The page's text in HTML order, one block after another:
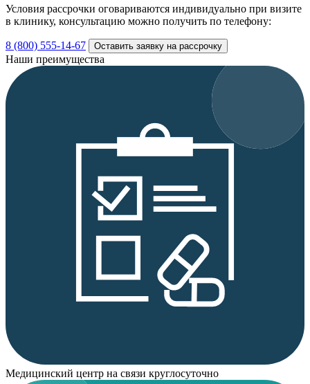
Условия рассрочки оговариваются индивидуально при визите
в клинику, консультацию можно получить по телефону:
8 (800) 555-14-67 Оставить заявку на рассрочку
Наши преимущества
Медицинский центр на связи круглосуточно